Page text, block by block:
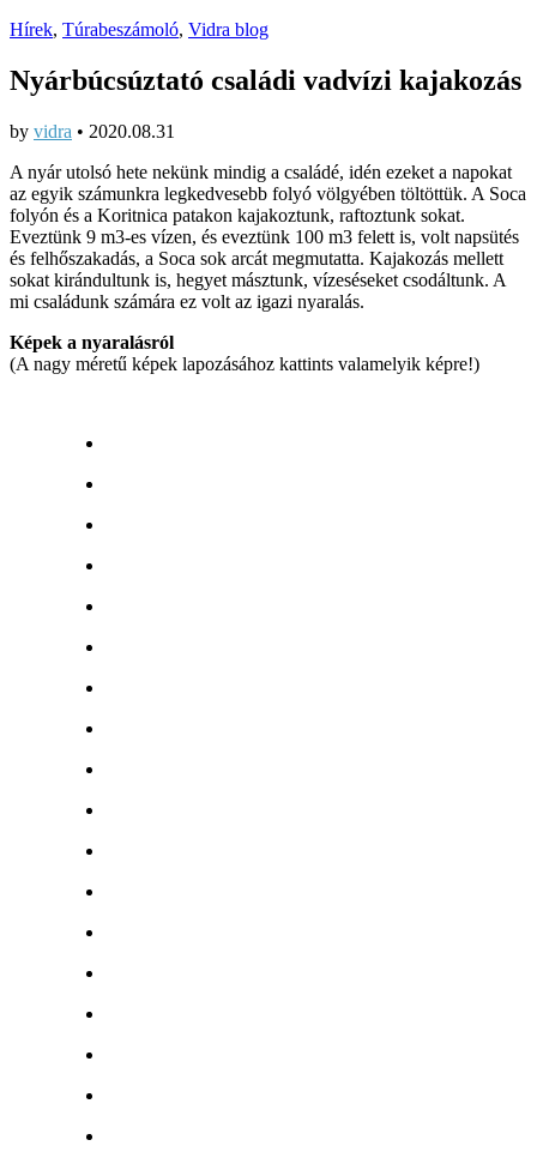
Hírek, Túrabeszámoló, Vidra blog
Nyárbúcsúztató családi vadvízi kajakozás
by vidra • 2020.08.31
A nyár utolsó hete nekünk mindig a családé, idén ezeket a napokat
az egyik számunkra legkedvesebb folyó völgyében töltöttük. A Soca
folyón és a Koritnica patakon kajakoztunk, raftoztunk sokat.
Eveztünk 9 m3-es vízen, és eveztünk 100 m3 felett is, volt napsütés
és felhőszakadás, a Soca sok arcát megmutatta. Kajakozás mellett
sokat kirándultunk is, hegyet másztunk, vízeséseket csodáltunk. A
mi családunk számára ez volt az igazi nyaralás.
Képek a nyaralásról
(A nagy méretű képek lapozásához kattints valamelyik képre!)